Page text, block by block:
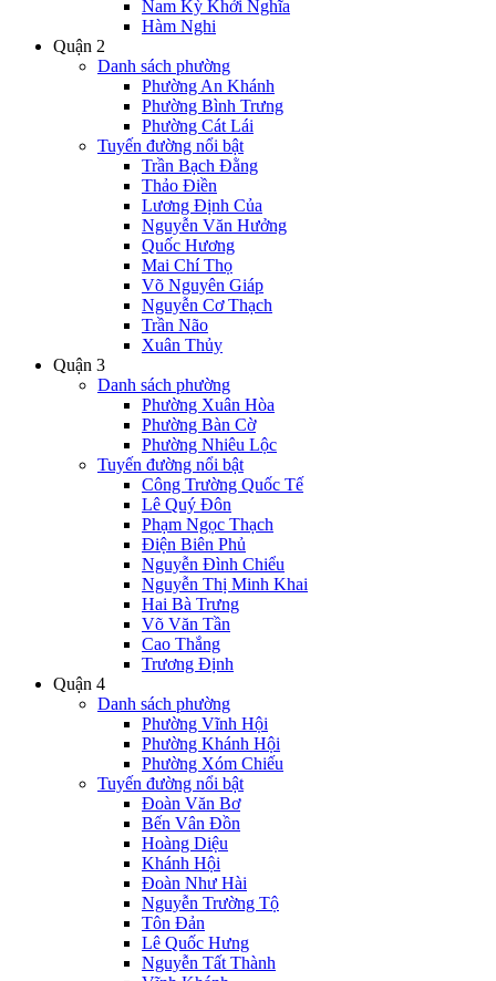
Nam Kỳ Khởi Nghĩa
Hàm Nghi
Quận 2
Danh sách phường
Phường An Khánh
Phường Bình Trưng
Phường Cát Lái
Tuyến đường nổi bật
Trần Bạch Đằng
Thảo Điền
Lương Định Của
Nguyễn Văn Hưởng
Quốc Hương
Mai Chí Thọ
Võ Nguyên Giáp
Nguyễn Cơ Thạch
Trần Não
Xuân Thủy
Quận 3
Danh sách phường
Phường Xuân Hòa
Phường Bàn Cờ
Phường Nhiêu Lộc
Tuyến đường nổi bật
Công Trường Quốc Tế
Lê Quý Đôn
Phạm Ngọc Thạch
Điện Biên Phủ
Nguyễn Đình Chiểu
Nguyễn Thị Minh Khai
Hai Bà Trưng
Võ Văn Tần
Cao Thắng
Trương Định
Quận 4
Danh sách phường
Phường Vĩnh Hội
Phường Khánh Hội
Phường Xóm Chiếu
Tuyến đường nổi bật
Đoàn Văn Bơ
Bến Vân Đồn
Hoàng Diệu
Khánh Hội
Đoàn Như Hài
Nguyễn Trường Tộ
Tôn Đản
Lê Quốc Hưng
Nguyễn Tất Thành